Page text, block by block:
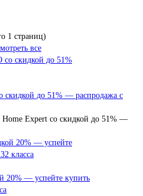
1 страниц)
все
скидкой до 51% — распродажа с
Expert со скидкой до 51% —
20% — успейте купить